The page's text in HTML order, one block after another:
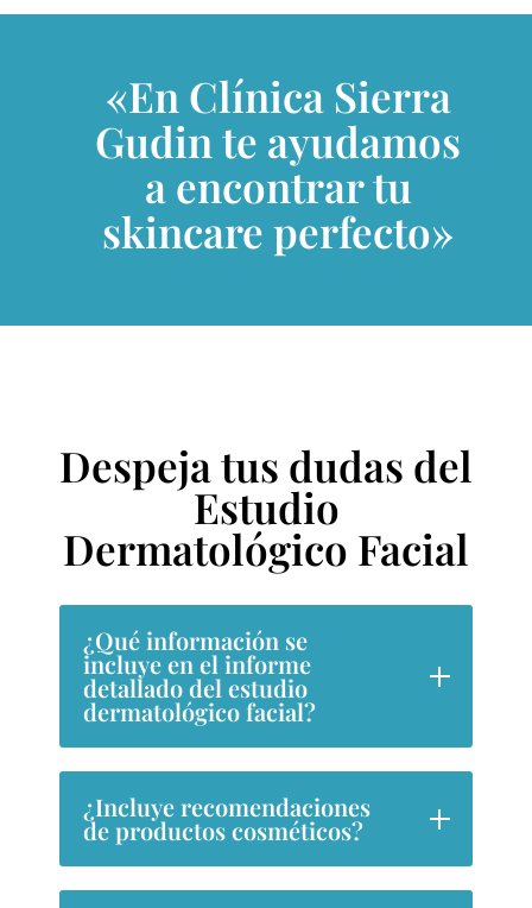
«En Clínica Sierra
Gudin te ayudamos
a encontrar tu
skincare perfecto»
Despeja tus dudas del
Estudio
Dermatológico Facial
¿Qué información se
incluye en el informe
detallado del estudio
dermatológico facial?
¿Incluye recomendaciones
de productos cosméticos?